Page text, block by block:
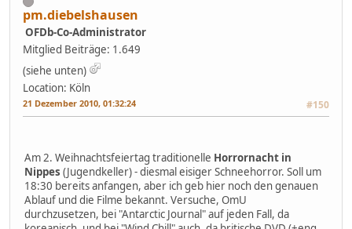
pm.diebelshausen
OFDb-Co-Administrator
Mitglied Beiträge: 1.649
(siehe unten)
Location: Köln
21 Dezember 2010, 01:32:24 #150
Am 2. Weihnachtsfeiertag traditionelle Horrornacht in
Nippes (Jugendkeller) - diesmal eisiger Schneehorror. Soll um
18:30 bereits anfangen, aber ich geb hier noch den genauen
Ablauf und die Filme bekannt. Versuche, OmU
durchzusetzen, bei "Antarctic Journal" auf jeden Fall, da